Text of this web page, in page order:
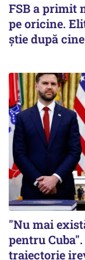
FSB a primit
pe oricine.
știe după
"Nu mai
pentru
traiectorie